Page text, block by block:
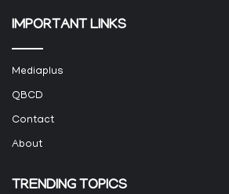
IMPORTANT LINKS
Mediaplus
QBCD
Contact
About
TRENDING TOPICS